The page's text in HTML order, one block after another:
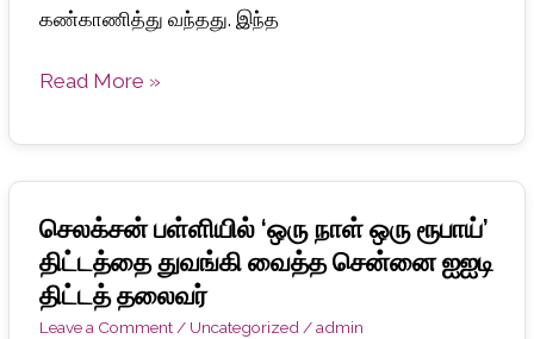
கண்காணித்து வந்தது. இந்த
Read More »
செலக்சன் பள்ளியில் ‘ஒரு நாள் ஒரு ரூபாய்’
திட்டத்தை துவங்கி வைத்த சென்னை ஐஐடி
திட்டத் தலைவர்
Leave a Comment / Uncategorized /admin
செலக்சன்
பள்ளியில்
‘ஒரு
நாள்